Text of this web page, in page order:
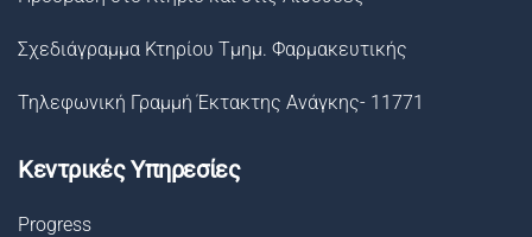
Σχεδιάγραμμα Κτηρίου Τμημ. Φαρμακευτικής
Τηλεφωνική Γραμμή Έκτακτης Ανάγκης- 11771
Κεντρικές Υπηρεσίες
Progress